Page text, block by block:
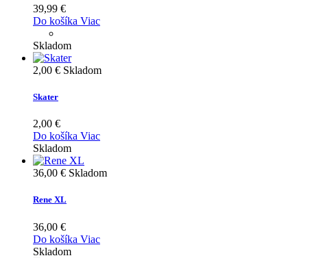
39,99 €
Do košíka Viac
Skladom
2,00 € Skladom
Skater
2,00 €
Do košíka Viac
Skladom
36,00 € Skladom
Rene XL
36,00 €
Do košíka Viac
Skladom